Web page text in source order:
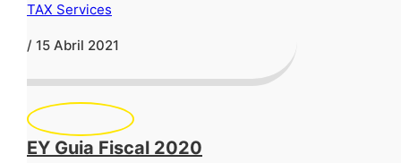
TAX Services
/ 15 Abril 2021
EY Guia Fiscal 2020